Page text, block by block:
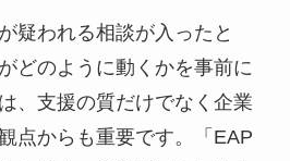
疑われる相談が入ったと
どのように動くかを事前に
、支援の質だけでなく企業
点からも重要です。「EAP